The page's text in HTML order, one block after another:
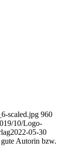
scaled.jpg 960
10/Logo-
2022-05-30
Autorin bzw.